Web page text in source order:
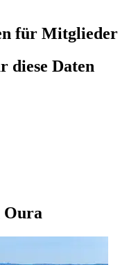
für Mitglieder
diese Daten
Oura